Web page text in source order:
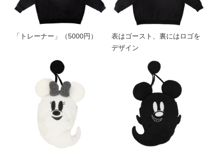
「トレーナー」（5000円）
表はゴースト、裏にはロゴを
デザイン